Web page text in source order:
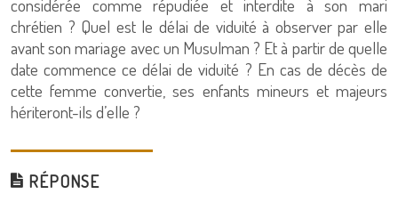
considérée comme répudiée et interdite à son mari
chrétien ? Quel est le délai de viduité à observer par elle
avant son mariage avec un Musulman ? Et à partir de quelle
date commence ce délai de viduité ? En cas de décès de
cette femme convertie, ses enfants mineurs et majeurs
hériteront-ils d’elle ?
RÉPONSE